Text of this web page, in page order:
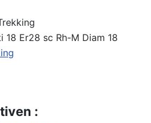
18 Er28 sc Rh-M Diam 18
: